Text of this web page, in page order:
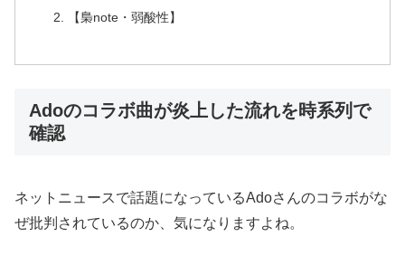
【梟note・弱酸性】
Adoのコラボ曲が炎上した流れを時系列で
確認
ネットニュースで話題になっているAdoさんのコラボがな
ぜ批判されているのか、気になりますよね。